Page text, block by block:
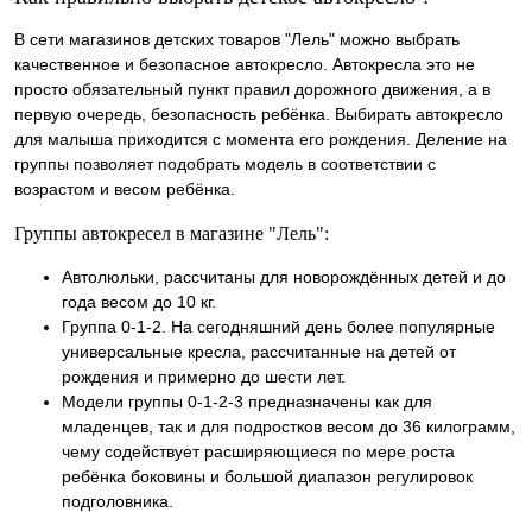
В сети магазинов детских товаров "Лель" можно выбрать
качественное и безопасное автокресло. Автокресла это не
просто обязательный пункт правил дорожного движения, а в
первую очередь, безопасность ребёнка. Выбирать автокресло
для малыша приходится с момента его рождения. Деление на
группы позволяет подобрать модель в соответствии с
возрастом и весом ребёнка.
Группы автокресел в магазине "Лель":
Автолюльки, рассчитаны для новорождённых детей и до
года весом до 10 кг.
Группа 0-1-2. На сегодняшний день более популярные
универсальные кресла, рассчитанные на детей от
рождения и примерно до шести лет.
Модели группы 0-1-2-3 предназначены как для
младенцев, так и для подростков весом до 36 килограмм,
чему содействует расширяющиеся по мере роста
ребёнка боковины и большой диапазон регулировок
подголовника.